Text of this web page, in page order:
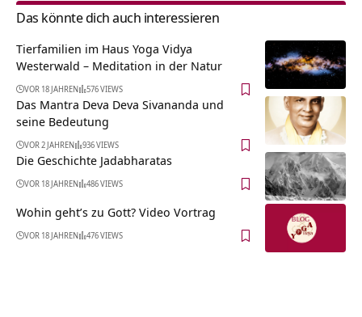
Das könnte dich auch interessieren
Tierfamilien im Haus Yoga Vidya
Westerwald – Meditation in der Natur
VOR 18 JAHREN 576 VIEWS
Das Mantra Deva Deva Sivananda und
seine Bedeutung
VOR 2 JAHREN 936 VIEWS
Die Geschichte Jadabharatas
VOR 18 JAHREN 486 VIEWS
Wohin geht’s zu Gott? Video Vortrag
VOR 18 JAHREN 476 VIEWS